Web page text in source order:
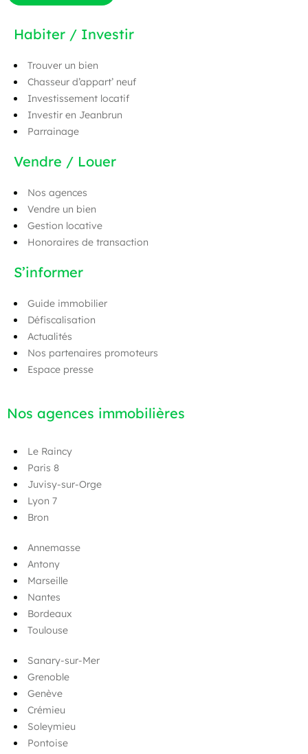
Habiter / Investir
Trouver un bien
Chasseur d’appart’ neuf
Investissement locatif
Investir en Jeanbrun
Parrainage
Vendre / Louer
Nos agences
Vendre un bien
Gestion locative
Honoraires de transaction
S’informer
Guide immobilier
Défiscalisation
Actualités
Nos partenaires promoteurs
Espace presse
Nos agences immobilières
Le Raincy
Paris 8
Juvisy-sur-Orge
Lyon 7
Bron
Annemasse
Antony
Marseille
Nantes
Bordeaux
Toulouse
Sanary-sur-Mer
Grenoble
Genève
Crémieu
Soleymieu
Pontoise